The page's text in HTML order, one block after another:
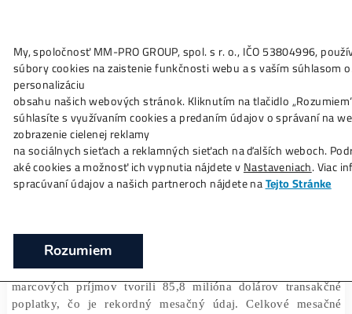
Ako toFunguje? Oplatí saŤažba? Zisky TU
Bitcoinoví mineri zarobili rekordné 2
dolárov
Domov ❯ Články ❯ Bitcoinoví mineri zarobili rekordné 2
dolárov
Zárobky minerov pozostávajú z odmien za vyťažené
transakčných poplatkov v sieti Bitcoinu. Z
My, spoločnosť MM-PRO GROUP, spol. s r. o., IČO
súbory cookies na zaistenie funkčnosti webu a s vaším
personalizáciu
obsahu našich webových stránok. Kliknutím na tlačidlo
súhlasíte s využívaním cookies a predaním údajov o
zobrazenie cielenej reklamy
na sociálnych sieťach a reklamných sieťach na ďalších
aké cookies a možnosť ich vypnutia nájdete vNastaveniach
Rozumiem